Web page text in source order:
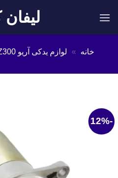
لیفان
خانه » لوازم یدکی آریو Z300
-12%